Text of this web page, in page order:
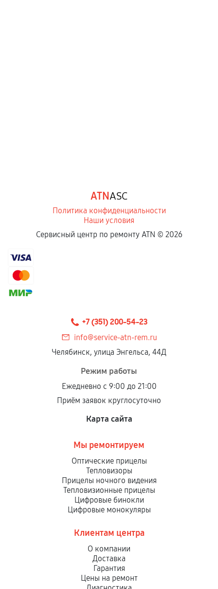
ATNASC
Политика конфиденциальности
Наши условия
Сервисный центр по ремонту ATN © 2026
+7 (351) 200-54-23
info@service-atn-rem.ru
Челябинск, улица Энгельса, 44Д
Режим работы
Ежедневно с 9:00 до 21:00
Приём заявок круглосуточно
Карта сайта
Мы ремонтируем
Оптические прицелы
Тепловизоры
Прицелы ночного видения
Тепловизионные прицелы
Цифровые бинокли
Цифровые монокуляры
Клиентам центра
О компании
Доставка
Гарантия
Цены на ремонт